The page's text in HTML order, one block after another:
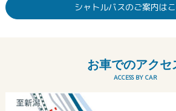
シャトルバスのご案内は
お車でのアクセ
ACCESS BY CAR